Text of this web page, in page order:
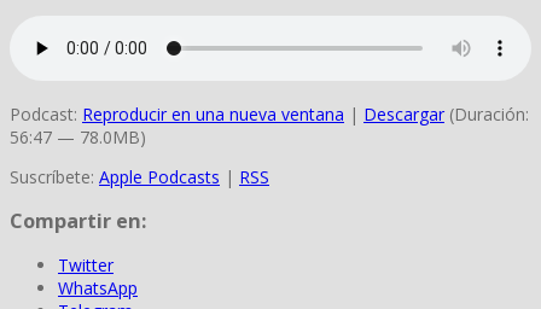
Podcast: Reproducir en una nueva ventana | Descargar (Duración:
56:47 — 78.0MB)
Suscríbete: Apple Podcasts | RSS
Compartir en:
Twitter
WhatsApp